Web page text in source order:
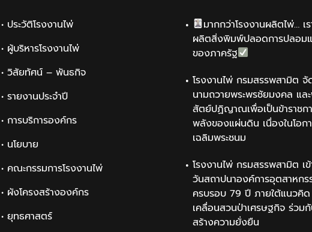
• ประวัติโรงงานไพ่
• ผู้บริหารโรงงานไพ่
• วิสัยทัศน์ – พันธกิจ
• รายงานประจำปี
• การบริการองค์กร
• นโยบาย
• คณะกรรมการโรงงานไพ่
• ผังโครงสร้างองค์กร
• ยุทธศาสตร์
มากกว่าโรงงานผลิตไพ่… เ
ผลิตสิ่งพิมพ์ปลอดการปลอม
ของภาครัฐ
โรงงานไพ่ กรมสรรพสามิต
นามถวายพระพรชัยมงคล แล
สัตย์ปฏิญาณเพื่อเป็นข้าราชก
พลังของแผ่นดิน เนื่องในโอก
เฉลิมพระชนม
โรงงานไพ่ กรมสรรพสามิต เ
วันสถาปนาองค์การอุตสาหกร
ครบรอบ 79 ปี ภายใต้แนวคิ
เคลื่อนสวนป่าเศรษฐกิจ ร่วม
สร้างความยั่งยืน